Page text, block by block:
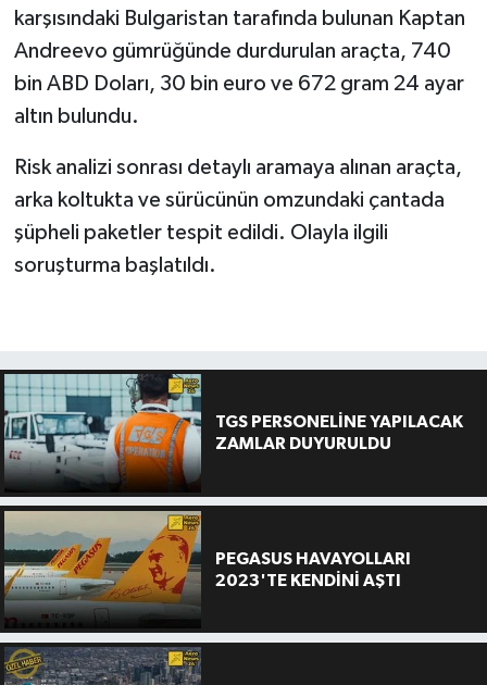
karşısındaki Bulgaristan tarafında bulunan Kaptan
Andreevo gümrüğünde durdurulan araçta, 740
bin ABD Doları, 30 bin euro ve 672 gram 24 ayar
altın bulundu.
Risk analizi sonrası detaylı aramaya alınan araçta,
arka koltukta ve sürücünün omzundaki çantada
şüpheli paketler tespit edildi. Olayla ilgili
soruşturma başlatıldı.
TGS PERSONELİNE YAPILACAK
ZAMLAR DUYURULDU
PEGASUS HAVAYOLLARI
2023'TE KENDİNİ AŞTI